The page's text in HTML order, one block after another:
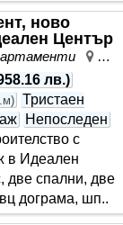
ново
Център
лв.)
) Тристаен
Непоследен
с
в Идеален
две спални, две
дограма, шп..